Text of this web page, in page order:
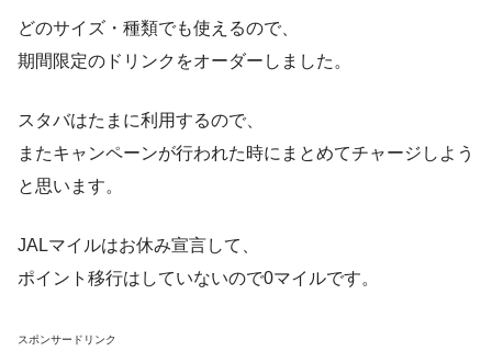
どのサイズ・種類でも使えるので、
期間限定のドリンクをオーダーしました。
スタバはたまに利用するので、
またキャンペーンが行われた時にまとめてチャージしよう
と思います。
JALマイルはお休み宣言して、
ポイント移行はしていないので0マイルです。
スポンサードリンク